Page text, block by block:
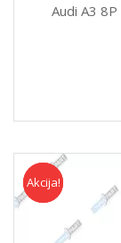
Audi A3
Akcija
Akcija!